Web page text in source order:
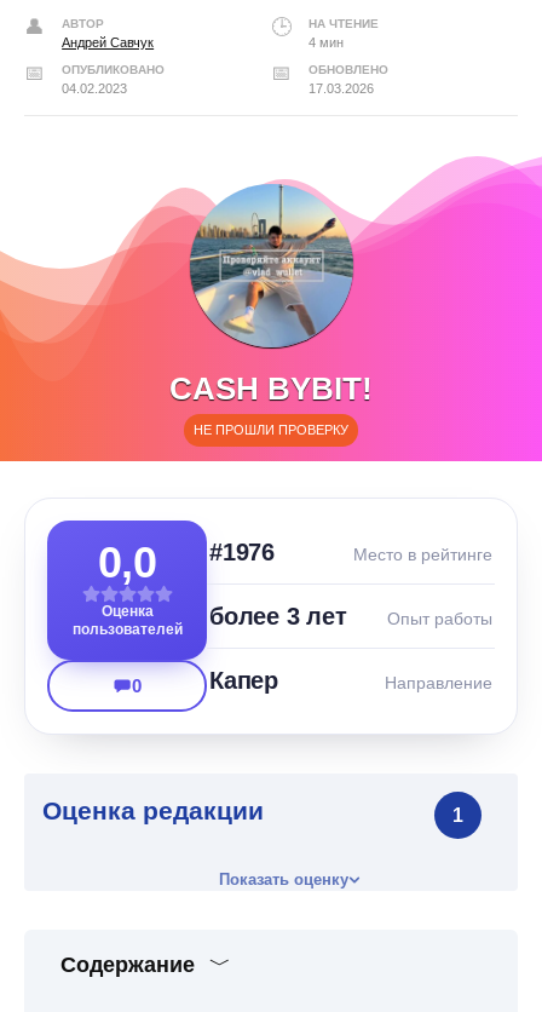
АВТОР
Андрей Савчук
НА ЧТЕНИЕ
4 мин
ОПУБЛИКОВАНО
04.02.2023
ОБНОВЛЕНО
17.03.2026
CASH BYBIT!
НЕ ПРОШЛИ ПРОВЕРКУ
0,0
Оценка
пользователей
0
#1976 Место в рейтинге
более 3 лет Опыт работы
Капер Направление
Оценка редакции 1
Показать оценку
Содержание